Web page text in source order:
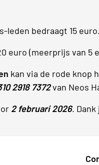
leden bedraagt 15 euro.
euro (meerprijs van
kan via de rode knop
2918 7372van Neos
2 februari 2026. Dank